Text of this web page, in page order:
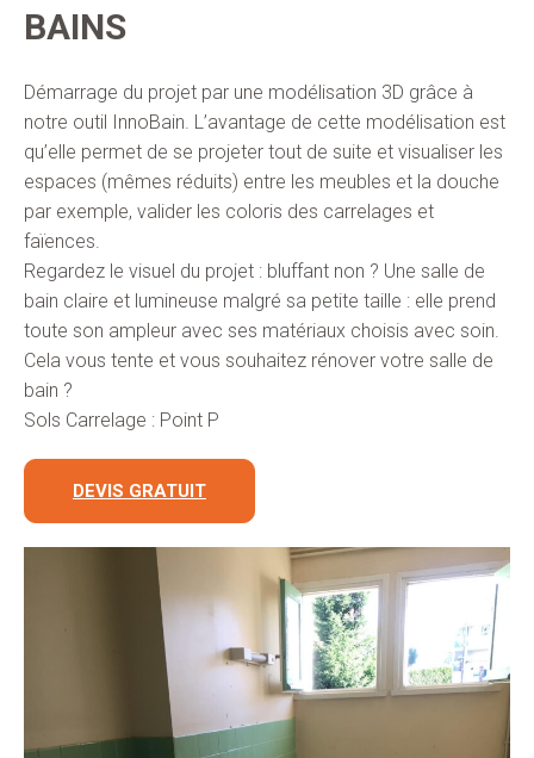
BAINS
Démarrage du projet par une modélisation 3D grâce à
notre outil InnoBain. L’avantage de cette modélisation est
qu’elle permet de se projeter tout de suite et visualiser les
espaces (mêmes réduits) entre les meubles et la douche
par exemple, valider les coloris des carrelages et
faïences.
Regardez le visuel du projet : bluffant non ? Une salle de
bain claire et lumineuse malgré sa petite taille : elle prend
toute son ampleur avec ses matériaux choisis avec soin.
Cela vous tente et vous souhaitez rénover votre salle de
bain ?
Sols Carrelage : Point P
DEVIS GRATUIT